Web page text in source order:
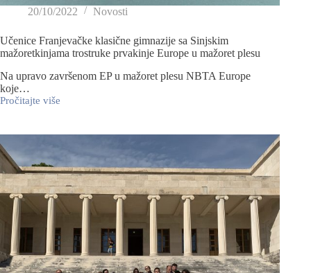
20/10/2022 Novosti
Učenice Franjevačke klasične gimnazije sa Sinjskim
mažoretkinjama trostruke prvakinje Europe u mažoret plesu
Na upravo završenom EP u mažoret plesu NBTA Europe
koje…
Pročitajte više